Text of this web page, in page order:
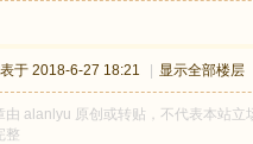
于 2018-6-27 18:21 显示全部楼层
由 alanlyu 原创或转贴，不代表本站
整